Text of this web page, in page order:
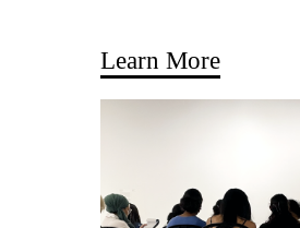
Learn More